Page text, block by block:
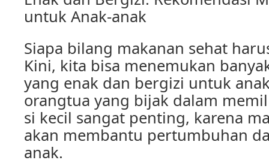
untuk Anak-anak
Siapa bilang makanan sehat
Kini, kita bisa menemukan
yang enak dan bergizi untuk
orangtua yang bijak dalam
si kecil sangat penting, karena
akan membantu pertumbuhan
anak.